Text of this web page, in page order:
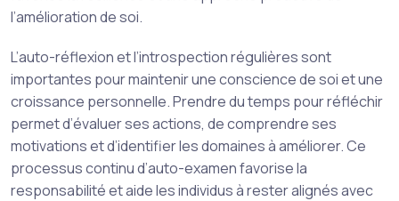
l’amélioration de soi.
L’auto-réflexion et l’introspection régulières sont
importantes pour maintenir une conscience de soi et une
croissance personnelle. Prendre du temps pour réfléchir
permet d’évaluer ses actions, de comprendre ses
motivations et d’identifier les domaines à améliorer. Ce
processus continu d’auto-examen favorise la
responsabilité et aide les individus à rester alignés avec